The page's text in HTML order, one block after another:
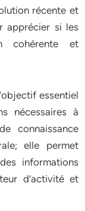
récente et
apprécier si les
cohérente et
essentiel
nécessaires à
connaissance
elle permet
informations
d’activité et